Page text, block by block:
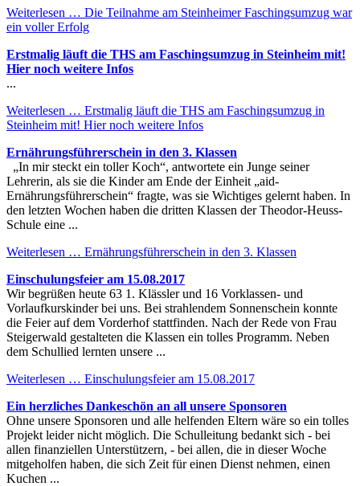
Weiterlesen … Die Teilnahme am Steinheimer Faschingsumzug war
ein voller Erfolg
Erstmalig läuft die THS am Faschingsumzug in Steinheim mit!
Hier noch weitere Infos
...
Weiterlesen … Erstmalig läuft die THS am Faschingsumzug in
Steinheim mit! Hier noch weitere Infos
Ernährungsführerschein in den 3. Klassen
„In mir steckt ein toller Koch“, antwortete ein Junge seiner
Lehrerin, als sie die Kinder am Ende der Einheit „aid-
Ernährungsführerschein“ fragte, was sie Wichtiges gelernt haben. In
den letzten Wochen haben die dritten Klassen der Theodor-Heuss-
Schule eine ...
Weiterlesen … Ernährungsführerschein in den 3. Klassen
Einschulungsfeier am 15.08.2017
Wir begrüßen heute 63 1. Klässler und 16 Vorklassen- und
Vorlaufkurskinder bei uns. Bei strahlendem Sonnenschein konnte
die Feier auf dem Vorderhof stattfinden. Nach der Rede von Frau
Steigerwald gestalteten die Klassen ein tolles Programm. Neben
dem Schullied lernten unsere ...
Weiterlesen … Einschulungsfeier am 15.08.2017
Ein herzliches Dankeschön an all unsere Sponsoren
Ohne unsere Sponsoren und alle helfenden Eltern wäre so ein tolles
Projekt leider nicht möglich. Die Schulleitung bedankt sich - bei
allen finanziellen Unterstützern, - bei allen, die in dieser Woche
mitgeholfen haben, die sich Zeit für einen Dienst nehmen, einen
Kuchen ...